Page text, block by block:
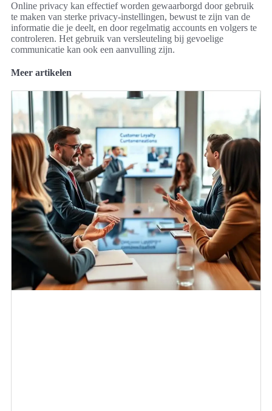
Online privacy kan effectief worden gewaarborgd door gebruik
te maken van sterke privacy-instellingen, bewust te zijn van de
informatie die je deelt, en door regelmatig accounts en volgers te
controleren. Het gebruik van versleuteling bij gevoelige
communicatie kan ook een aanvulling zijn.
Meer artikelen